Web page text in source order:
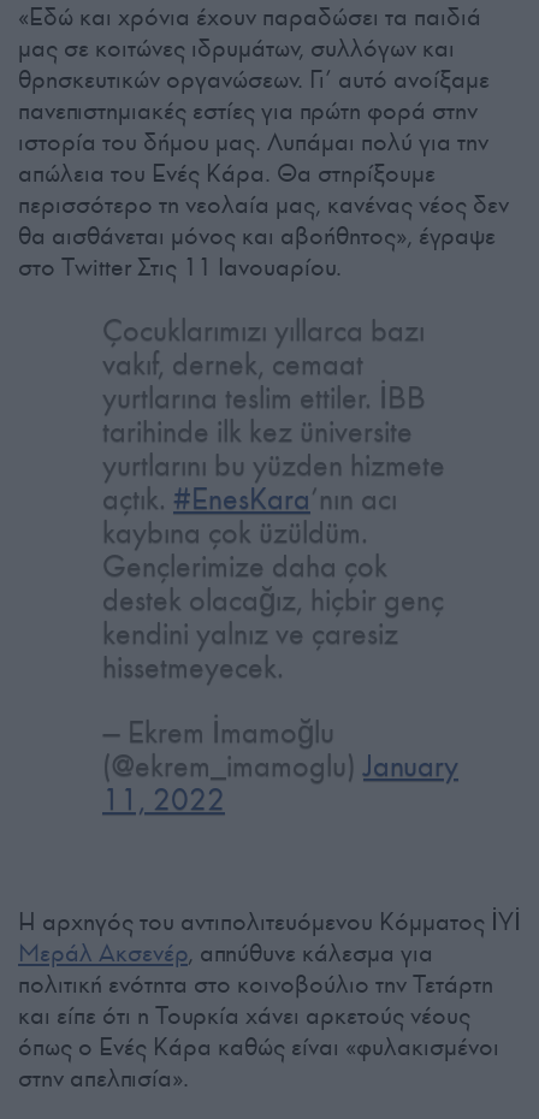
«Εδώ και χρόνια έχουν παραδώσει τα παιδιά
μας σε κοιτώνες ιδρυμάτων, συλλόγων και
θρησκευτικών οργανώσεων. Γι’ αυτό ανοίξαμε
πανεπιστημιακές εστίες για πρώτη φορά στην
ιστορία του δήμου μας. Λυπάμαι πολύ για την
απώλεια του Ενές Κάρα. Θα στηρίξουμε
περισσότερο τη νεολαία μας, κανένας νέος δεν
θα αισθάνεται μόνος και αβοήθητος», έγραψε
στο Twitter Στις 11 Ιανουαρίου.
Çocuklarımızı yıllarca bazı
vakıf, dernek, cemaat
yurtlarına teslim ettiler. İBB
tarihinde ilk kez üniversite
yurtlarını bu yüzden hizmete
açtık. #EnesKara’nın acı
kaybına çok üzüldüm.
Gençlerimize daha çok
destek olacağız, hiçbir genç
kendini yalnız ve çaresiz
hissetmeyecek.
— Ekrem İmamoğlu
(@ekrem_imamoglu)January
11, 2022
Η αρχηγός του αντιπολιτευόμενου Κόμματος İYİ
Μεράλ Ακσενέρ, απηύθυνε κάλεσμα για
πολιτική ενότητα στο κοινοβούλιο την Τετάρτη
και είπε ότι η Τουρκία χάνει αρκετούς νέους
όπως ο Ενές Κάρα καθώς είναι «φυλακισμένοι
στην απελπισία».